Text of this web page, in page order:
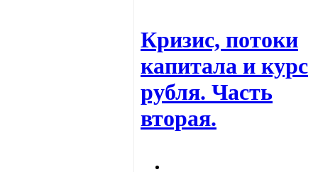
Кризис, потоки
капитала и курс
рубля. Часть
вторая.